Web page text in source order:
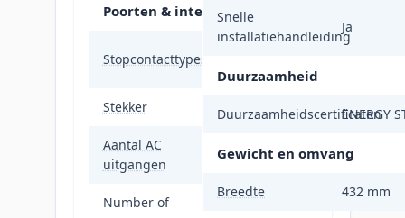
Poorten & interfaces
Stopcontacttypes
stekker
Stekker Hardwire
Aantal AC
uitgangen
10 AC-
uitgang(en)
Number of
Snelle
installatiehandleiding
Ja
Duurzaamheid
Duurzaamheidscertificaten
ENERGY
Gewicht en omvang
Breedte 432 mm